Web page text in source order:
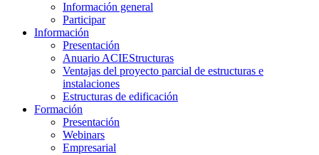
Información general
Participar
Información
Presentación
Anuario ACIEStructuras
Ventajas del proyecto parcial de estructuras e
instalaciones
Estructuras de edificación
Formación
Presentación
Webinars
Empresarial